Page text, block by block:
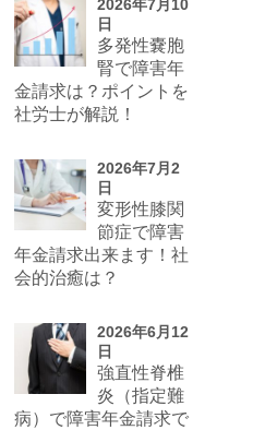
2026年7月10
日
多発性嚢胞
腎で障害年
金請求は？ポイントを
社労士が解説！
2026年7月2
日
変形性膝関
節症で障害
年金請求出来ます！社
会的治癒は？
2026年6月12
日
強直性脊椎
炎（指定難
病）で障害年金請求で